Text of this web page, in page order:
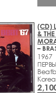
(CD)
&
–
1967
Korea